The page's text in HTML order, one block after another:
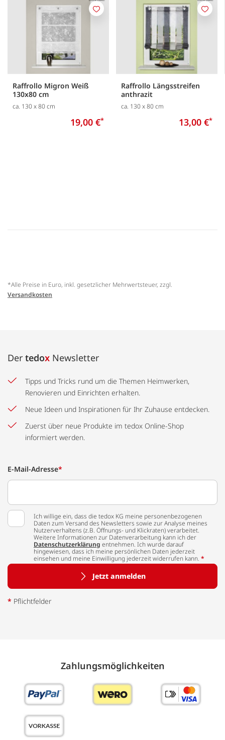
Raffrollo Migron Weiß
130x80 cm
ca. 130 x 80 cm
19,00 €*
Merken
Raffrollo Längsstreifen
anthrazit
ca. 130 x 80 cm
13,00 €*
*Alle Preise in Euro, inkl. gesetzlicher Mehrwertsteuer, zzgl.
Versandkosten
Der tedox Newsletter
Tipps und Tricks rund um die Themen Heimwerken,
Renovieren und Einrichten erhalten.
Neue Ideen und Inspirationen für Ihr Zuhause entdecken.
Zuerst über neue Produkte im tedox Online-Shop
informiert werden.
E-Mail-Adresse*
Ich willige ein, dass die tedox KG meine personenbezogenen
Daten zum Versand des Newsletters sowie zur Analyse meines
Nutzerverhaltens (z.B. Öffnungs- und Klickraten) verarbeitet.
Weitere Informationen zur Datenverarbeitung kann ich der
Datenschutzerklärung entnehmen. Ich wurde darauf
hingewiesen, dass ich meine persönlichen Daten jederzeit
einsehen und meine Einwilligung jederzeit widerrufen kann. *
Jetzt anmelden
* Pflichtfelder
Zahlungs­möglich­keiten